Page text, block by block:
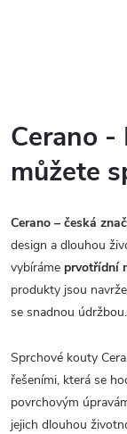
Cerano -
můžete
Cerano – česká
design a dlouhou
vybíráme prvotřídní
produkty jsou
se snadnou údržbou.
Sprchové kouty
řešeními, která se
povrchovým
jejich dlouhou